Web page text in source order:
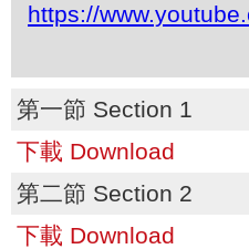
https://
第一節 Section 1
下載 Download
第二節 Section 2
下載 Download